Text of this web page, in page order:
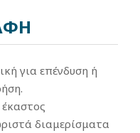
για επένδυση ή
διαμερίσματα